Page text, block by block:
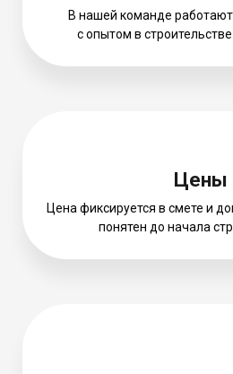
В нашей команде
с опытом в
Цены
Цена фиксируется в смете и
понятен до начала